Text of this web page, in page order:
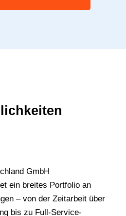
GmbH
ein breites Portfolio an
– von der Zeitarbeit über
bis zu Full-Service-